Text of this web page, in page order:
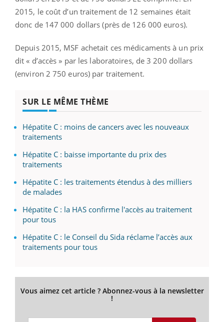
2015, le coût d’un traitement de 12 semaines était
donc de 147 000 dollars (près de 126 000 euros).
Depuis 2015, MSF achetait ces médicaments à un prix
dit « d’accès » par les laboratoires, de 3 200 dollars
(environ 2 750 euros) par traitement.
SUR LE MÊME THÈME
Hépatite C : moins de cancers avec les nouveaux
traitements
Hépatite C : baisse importante du prix des
traitements
Hépatite C : les traitements étendus à des milliers
de malades
Hépatite C : la HAS confirme l'accès au traitement
pour tous
Hépatite C : le Conseil du Sida réclame l’accès aux
traitements pour tous
Vous aimez cet article ? Abonnez-vous à la newsletter
!